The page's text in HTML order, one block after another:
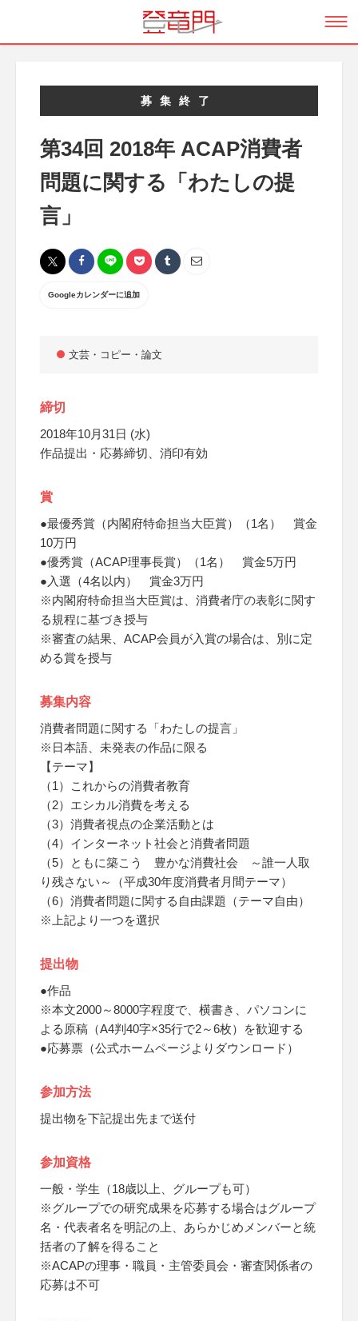
募集終了
第34回 2018年 ACAP消費者
問題に関する「わたしの提
言」
Googleカレンダーに追加
文芸・コピー・論文
締切
2018年10月31日 (水)
作品提出・応募締切、消印有効
賞
●最優秀賞（内閣府特命担当大臣賞）（1名） 賞金
10万円
●優秀賞（ACAP理事長賞）（1名） 賞金5万円
●入選（4名以内） 賞金3万円
※内閣府特命担当大臣賞は、消費者庁の表彰に関す
る規程に基づき授与
※審査の結果、ACAP会員が入賞の場合は、別に定
める賞を授与
募集内容
消費者問題に関する「わたしの提言」
※日本語、未発表の作品に限る
【テーマ】
（1）これからの消費者教育
（2）エシカル消費を考える
（3）消費者視点の企業活動とは
（4）インターネット社会と消費者問題
（5）ともに築こう 豊かな消費社会 ～誰一人取
り残さない～（平成30年度消費者月間テーマ）
（6）消費者問題に関する自由課題（テーマ自由）
※上記より一つを選択
提出物
●作品
※本文2000～8000字程度で、横書き、パソコンに
よる原稿（A4判40字×35行で2～6枚）を歓迎する
●応募票（公式ホームページよりダウンロード）
参加方法
提出物を下記提出先まで送付
参加資格
一般・学生（18歳以上、グループも可）
※グループでの研究成果を応募する場合はグループ
名・代表者名を明記の上、あらかじめメンバーと統
括者の了解を得ること
※ACAPの理事・職員・主管委員会・審査関係者の
応募は不可